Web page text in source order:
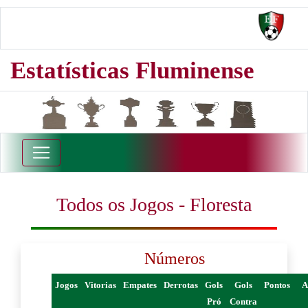
Estatísticas Fluminense
Todos os Jogos - Floresta
Números
Jogos Vitorias Empates Derrotas
Gols
Pró
Gols
Contra
Pontos